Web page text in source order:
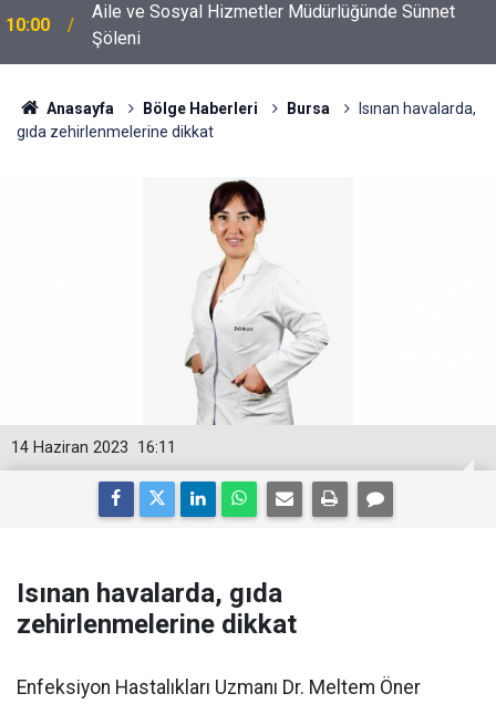
10:00
Aile ve Sosyal Hizmetler Müdürlüğünde Sünnet
Şöleni
Anasayfa Bölge Haberleri Bursa
Isınan havalarda,
gıda zehirlenmelerine dikkat
16:11
14 Haziran 2023
Isınan havalarda, gıda
zehirlenmelerine dikkat
Enfeksiyon Hastalıkları Uzmanı Dr. Meltem Öner